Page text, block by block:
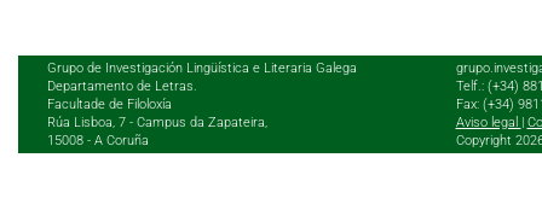
Grupo de Investigación Lingüística e Literaria Galega
Departamento de Letras.
Facultade de Filoloxía
Rúa Lisboa, 7 - Campus da Zapateira,
15008 - A Coruña
Telf.: (+34)
Fax: (+34)
Aviso legal
Copyright